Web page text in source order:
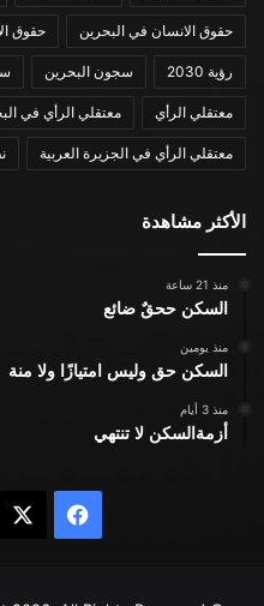
حقوق الانسان في البحرين حقوق
رؤية 2030 سجون البحرين
معتقلي الرأي معتقلي الرأي في
معتقلي الرأي في الجزيرة العربية
الأكثر مشاهدة
منذ 21 ساعة
السكن ححقٌ ضائع
منذ يومين
السكن حق وليس امتيازًا ولا منة
منذ 3 أيام
أزمةالسكن لا تنتهي
فيسبوك